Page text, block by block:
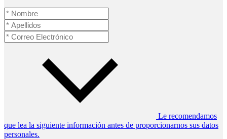
Le recomendamos
que lea la siguiente información antes de proporcionarnos sus datos
personales.